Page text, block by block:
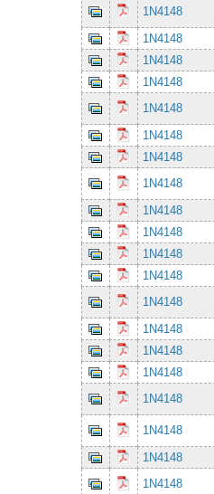
1N4148
1N4148
1N4148
1N4148
1N4148
1N4148
1N4148
1N4148
1N4148
1N4148
1N4148
1N4148
1N4148
1N4148
1N4148
1N4148
1N4148
1N4148
1N4148
1N4148